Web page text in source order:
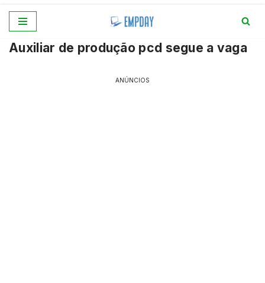
para
Auxiliar de produção pcd segue a vaga
ANÚNCIOS